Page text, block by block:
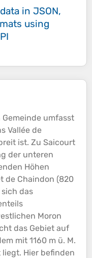
in JSON,
using
Gemeinde umfasst
Vallée de
ist. Zu Saicourt
der unteren
Höhen
de Chaindon (820
sich das
Moron
das Gebiet auf
mit 1160 m ü. M.
Hier befinden